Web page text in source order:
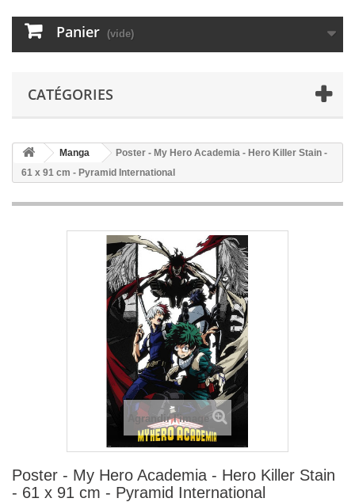
Panier (vide)
CATÉGORIES
Manga
Poster - My Hero Academia - Hero Killer Stain -
61 x 91 cm - Pyramid International
Agrandir l'image
Poster - My Hero Academia - Hero Killer Stain
- 61 x 91 cm - Pyramid International